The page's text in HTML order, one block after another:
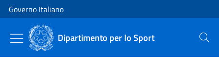
Vai al contenuto
Vai alla navigazione del sito
Governo Italiano
Dipartimento per lo Sport Cerca